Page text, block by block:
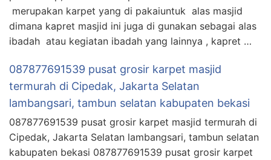
merupakan karpet yang di pakaiuntuk alas masjid
dimana kapret masjid ini juga di gunakan sebagai alas
ibadah atau kegiatan ibadah yang lainnya , kapret …
087877691539 pusat grosir karpet masjid
termurah di Cipedak, Jakarta Selatan
lambangsari, tambun selatan kabupaten bekasi
087877691539 pusat grosir karpet masjid termurah di
Cipedak, Jakarta Selatan lambangsari, tambun selatan
kabupaten bekasi 087877691539 pusat grosir karpet